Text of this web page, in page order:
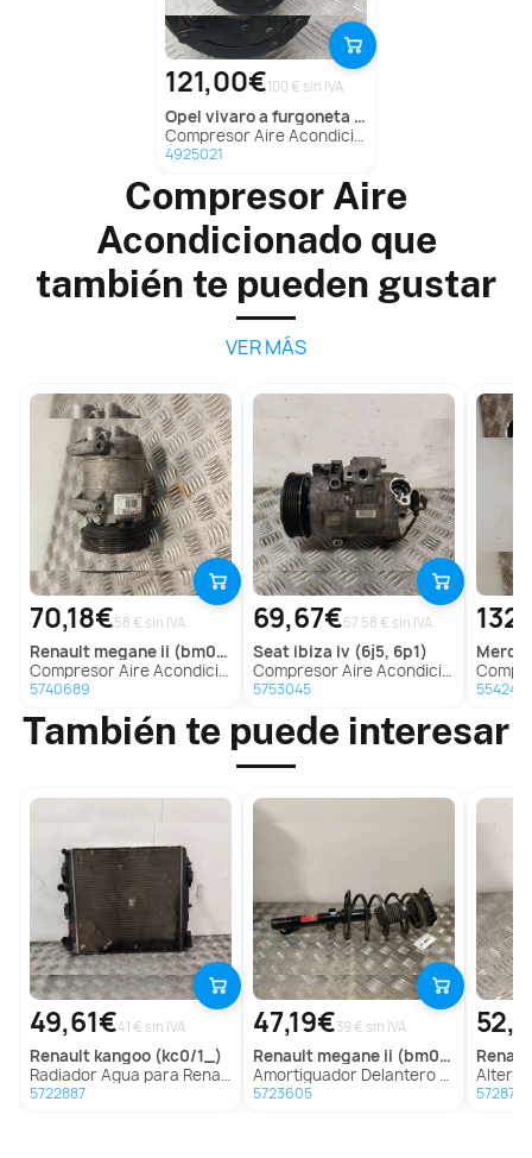
121,00€100 € sin IVA
opel vivaro a furgoneta (x83)
Compresor Aire Acondicionado para Opel Vivaro A Furgoneta (X83)
4925021
Compresor Aire
Acondicionado que
también te pueden gustar
VER MÁS
70,18€58 € sin IVA
renault megane ii (bm0/1_, cm0/1_)
Compresor Aire Acondicionado para Renault Megane Ii (Bm0/1_, Cm0/1_)
5740689
69,67€57.58 € sin IVA
seat ibiza iv (6j5, 6p1)
Compresor Aire Acondicionado para Seat Ibiza Iv (6J5, 6P1)
5753045
Compresor
También te puede interesar
49,61€41 € sin IVA
renault kangoo (kc0/1_)
Radiador Agua para Renault Kangoo (Kc0/1_)
5722887
47,19€39 € sin IVA
renault megane ii (bm0/1_, cm0/1_)
Amortiguador Delantero para Renault Megane Ii (Bm0/1_, Cm0/1_)
5723605 5728747